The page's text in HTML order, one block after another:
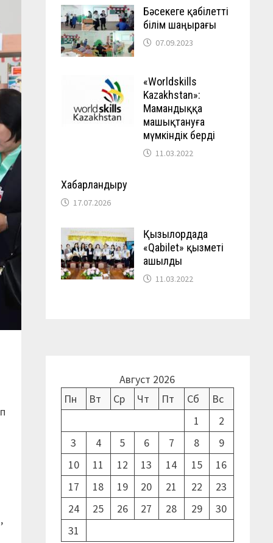
Бәсекеге қабілетті
білім шаңырағы
07.09.2023
«Worldskills
Kazakhstan»:
Мамандыққа
машықтануға
мүмкіндік берді
11.03.2022
Хабарландыру
17.07.2026
Қызылордада
«Qabilet» қызметі
ашылды
11.03.2022
Август 2026
Пн
Вт Ср Чт Пт Сб
Вс
1
2
3
4 5 6 7 8
9
10
11 12 13 14 15
16
17
18 19 20 21 22
23
24
25 26 27 28 29
30
31